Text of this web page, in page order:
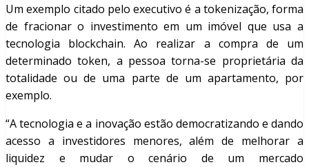
Um exemplo citado pelo executivo é a tokenização, forma
de fracionar o investimento em um imóvel que usa a
tecnologia blockchain. Ao realizar a compra de um
determinado token, a pessoa torna-se proprietária da
totalidade ou de uma parte de um apartamento, por
exemplo.
“A tecnologia e a inovação estão democratizando e dando
acesso a investidores menores, além de melhorar a
liquidez e mudar o cenário de um mercado